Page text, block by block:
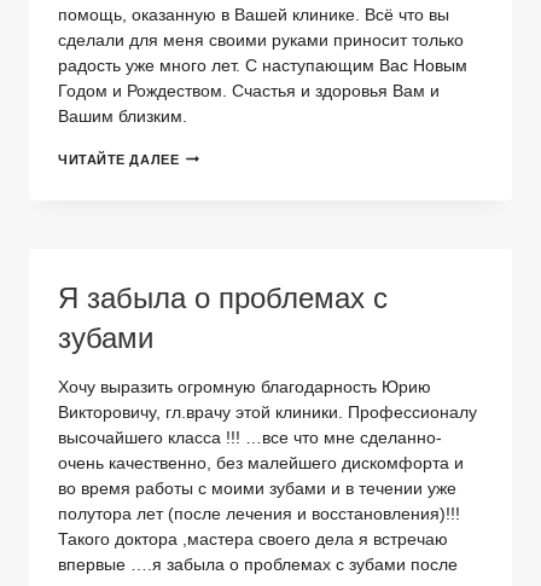
помощь, оказанную в Вашей клинике. Всё что вы
сделали для меня своими руками приносит только
радость уже много лет. С наступающим Вас Новым
Годом и Рождеством. Счастья и здоровья Вам и
Вашим близким.
ЧИТАЙТЕ ДАЛЕЕ БОЛЬШОЕ
Я забыла о проблемах с
зубами
Хочу выразить огромную благодарность Юрию
Викторовичу, гл.врачу этой клиники. Профессионалу
высочайшего класса !!! …все что мне сделанно-
очень качественно, без малейшего дискомфорта и
во время работы с моими зубами и в течении уже
полутора лет (после лечения и восстановления)!!!
Такого доктора ,мастера своего дела я встречаю
впервые ….я забыла о проблемах с зубами после